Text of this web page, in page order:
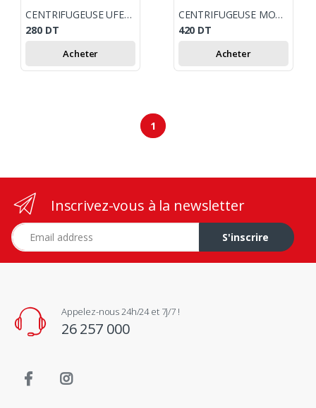
CENTRIFUGEUSE UFESA DELUX LC5750 / 1000 W / NOIR
280 DT
Acheter
CENTRIFUGEUSE MOULINEX JUICE EXPRESS 800 W INOX
420 DT
Acheter
1
Inscrivez-vous à la newsletter
Adresse e-mail
S'inscrire
Appelez-nous 24h/24 et 7j/7 !
26 257 000